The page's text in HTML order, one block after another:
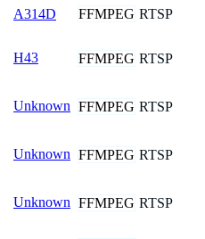
A314D FFMPEG RTSP
H43 FFMPEG RTSP
Unknown FFMPEG RTSP
Unknown FFMPEG RTSP
Unknown FFMPEG RTSP